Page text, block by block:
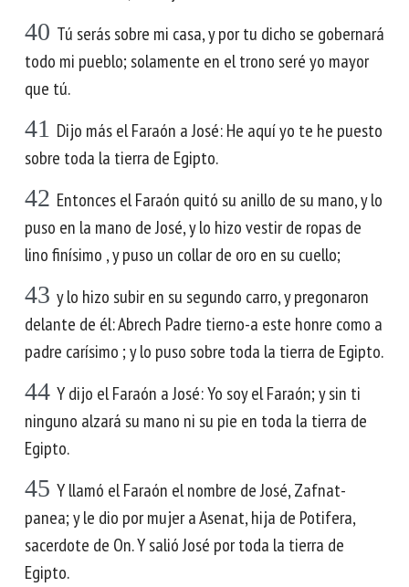
40 Tú serás sobre mi casa, y por tu dicho se gobernará
todo mi pueblo; solamente en el trono seré yo mayor
que tú.
41 Dijo más el Faraón a José: He aquí yo te he puesto
sobre toda la tierra de Egipto.
42 Entonces el Faraón quitó su anillo de su mano, y lo
puso en la mano de José, y lo hizo vestir de ropas de
lino finísimo , y puso un collar de oro en su cuello;
43 y lo hizo subir en su segundo carro, y pregonaron
delante de él: Abrech Padre tierno-a este honre como a
padre carísimo ; y lo puso sobre toda la tierra de Egipto.
44 Y dijo el Faraón a José: Yo soy el Faraón; y sin ti
ninguno alzará su mano ni su pie en toda la tierra de
Egipto.
45 Y llamó el Faraón el nombre de José, Zafnat-
panea; y le dio por mujer a Asenat, hija de Potifera,
sacerdote de On. Y salió José por toda la tierra de
Egipto.